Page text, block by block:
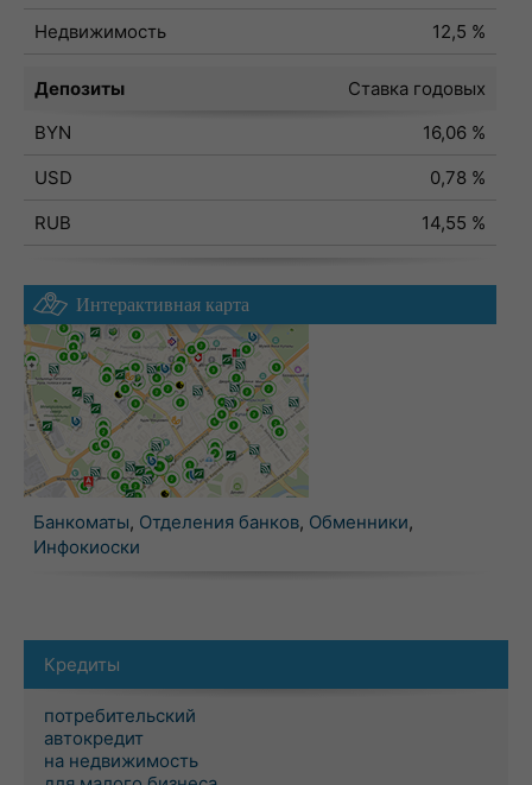
Недвижимость
12,5 %
Депозиты
Ставка годовых
BYN
16,06 %
USD
0,78 %
RUB
14,55 %
Интерактивная карта
Банкоматы, Отделения банков, Обменники,
Инфокиоски
Кредиты
потребительский
автокредит
на недвижимость